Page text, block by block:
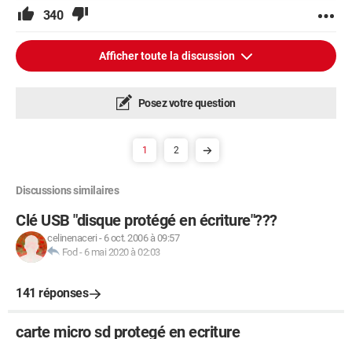
340
Afficher toute la discussion
Posez votre question
1 2
Discussions similaires
Clé USB "disque protégé en écriture"???
celinenaceri - 6 oct. 2006 à 09:57
Fod - 6 mai 2020 à 02:03
141 réponses
carte micro sd protegé en ecriture